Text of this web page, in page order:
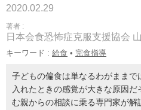
2020.02.29
著者 :
日本会食恐怖症克服支援協会
キーワード : 給食 • 完食指導
子どもの偏食は単なるわがままで
入れたときの感覚が大きな原因
む親からの相談に乗る専門家が解